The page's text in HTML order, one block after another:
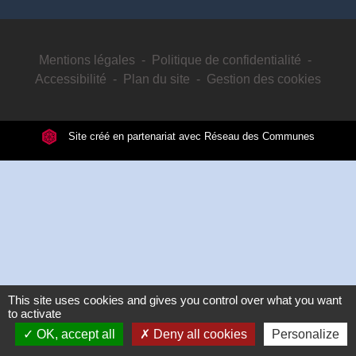
Mentions légales - Politique de confidentialité -
Accessibilité - Plan du site - Gestion des cookies
Site créé en partenariat avec Réseau des Communes
This site uses cookies and gives you control over what you want
to activate
OK, accept all
Deny all cookies Personalize